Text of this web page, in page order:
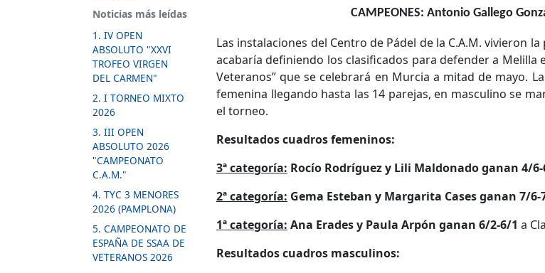
Noticias más leídas
1. IV OPEN
ABSOLUTO "XXVI
TROFEO VIRGEN
DEL CARMEN"
2. I TORNEO MIXTO
2026
3. III OPEN
ABSOLUTO 2026
"CAMPEONATO
C.A.M."
4. TYC 3 MENORES
2026 (PAMPLONA)
5. CAMPEONATO DE
ESPAÑA DE SSAA DE
VETERANOS 2026
CAMPEONES: Antonio Gallego
Las instalaciones del Centro de Pádel de la C.A.M. vivieron
acabaría definiendo los clasificados para defender a Melilla
Veteranos” que se celebrará en Murcia a mitad de mayo.
femenina llegando hasta las 14 parejas, en masculino se
el torneo.
Resultados cuadros femeninos:
3ª categoría: Rocío Rodríguez y Lili Maldonado ganan 4/
2ª categoría: Gema Esteban y Margarita Cases ganan 7/6-
1ª categoría: Ana Erades y Paula Arpón ganan 6/2-6/1 a
Resultados cuadros masculinos: